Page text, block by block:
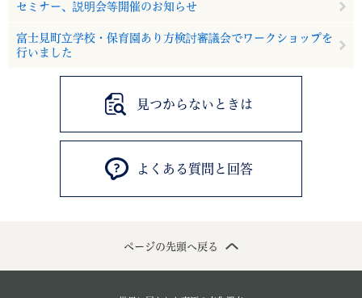
セミナー、説明会等開催のお知らせ
富士見町立学校・保育園あり方検討審議会でワークショップを
行いました
見つからないときは
よくある質問と回答
ページの先頭へ戻る